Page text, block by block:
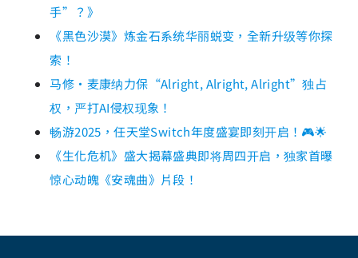
手”？》
《黑色沙漠》炼金石系统华丽蜕变，全新升级等你探
索！
马修·麦康纳力保“Alright, Alright, Alright”独占
权，严打AI侵权现象！
畅游2025，任天堂Switch年度盛宴即刻开启！🎮🌟
《生化危机》盛大揭幕盛典即将周四开启，独家首曝
惊心动魄《安魂曲》片段！